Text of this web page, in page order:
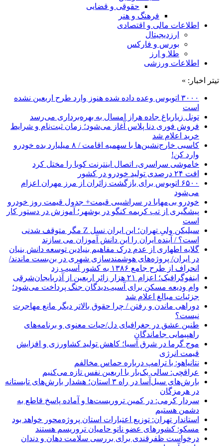
حقوقی و قضایی
فرهنگ و هنر
اطلاعات مالی و اقتصادی
ارزدیجیتال
بورس و فارکس
طلا و ارز
اطلاعات ورزشی
تیتر اخبار: »
۳۰۰۰ اتوبوس وعده داده شده هنوز وارد طرح اربعین نشده
است
تونل زیارباغ جاده هراز امسال به بهره‌برداری می‌رسد
فروش فوری دنا پلاس آغاز می‌شود؛ زمان ثبت‌نام و شرایط
خرید اعلام شد
کاسبی خارج‌نشین‌ها با سهمیه اقامت / ۸ میلیارد بده خودرو
وارد کن!
خاموشی سراسری، اتصال اینترنت کوبا را مختل کرد
افت ۲۴ درصدی تولید خودرو در کشور
۶۵۰۰ اتوبوس برای بازگشت زائران از مرز مهران اعزام
می‌شود
خودرو بی‌مهابا در سراشیبی قیمت+ جدول قیمت روز خودرو
پیشگیری از تب کریمه کنگو در بوشهر؛ آموزش در دستور کار
است
سیلیکن ولیِ تهران؛ این ایران نسل Z مگر متوقف شدنی
است؟ / آینده ایران را این دانش آموزان می سازند
گلایه اطهاری از عدم درک مفاهیم بنیادین توسعه دانش بنیان
در ایران/ پروژه‌های هوشمندسازی شهری در بن‌بست ماندند/
انحراف از طرح جامع ۱۳۸۶ به کشور آسیب زد
اینفوگرافیک؛ اعزام ۲۱ هزار زائر اربعین از آذربایجان‌شرقی
وام ودیعه مسکن برای آسیب‌دیدگان جنگ پرداخت می‌شود؛
جزئیات مبالغ اعلام شد
دوراهی ماندن و رفتن / چرا حقوق بالاتر دیگر مانع مهاجرت
نیست؟
طنین عشق در جغرافیای دل/حیات معنوی و برنامه‌های
راهپیمایی جاماندگان
موج گرما در شرق آسیا؛ کاهش تولید کشاورزی و افزایش
قیمت انرژی
نتانیاهو: با ترامپ درباره حماس مخالفم
عراقچی: سالی یک‌بار با اربعین نفس تازه می‌کنیم
بارش‌های سیل‌آسا در راه ۳ استان؛ هشدار بارش‌های تابستانه
در هرمزگان
سردار کرمی: در کمین تروریست‌ها و آماده پاسخ قاطع به
دشمن هستیم
استاندار تهران: توزیع اعتبارات استان پروژه‌محور خواهد بود
مسکو: کشورهای عضو ناتو حامیان تروریسم هستند
درخواست ظفرقندی برای بررسی سلامت دهان و دندان